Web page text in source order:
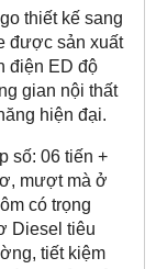
thiết kế sang
được sản xuất
điện ED độ
gian nội thất
hiện đại.
số: 06 tiến +
mượt mà ở
có trọng
Diesel tiêu
tiết kiệm